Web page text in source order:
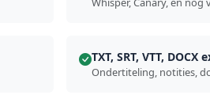
TXT, SRT, VTT, DOCX
Ondertiteling, notities,